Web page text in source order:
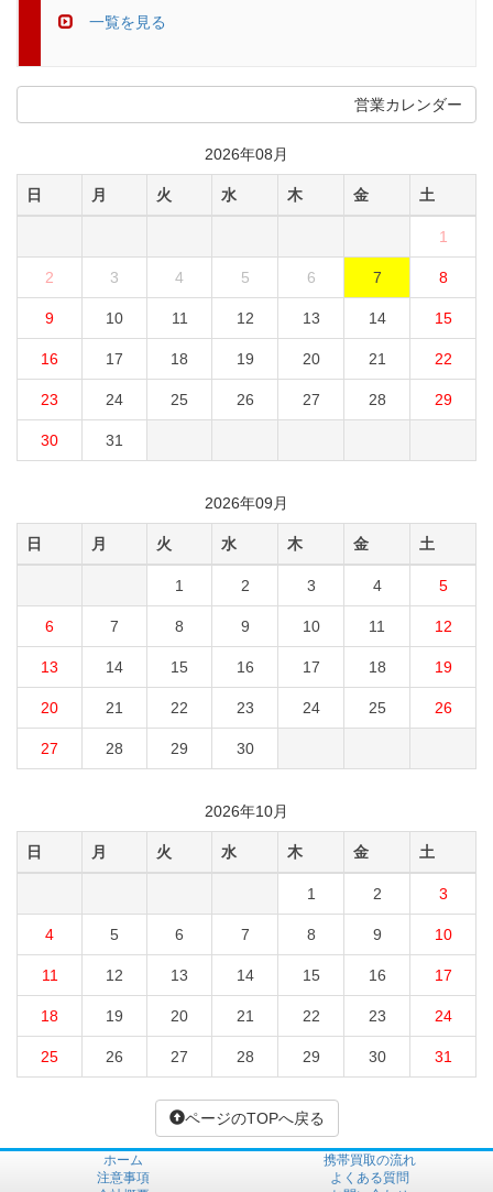
一覧を見る
営業カレンダー
2026年08月
日 月 火 水 木 金 土
1
2 3 4 5 6 7 8
9 10 11 12 13 14 15
16 17 18 19 20 21 22
23 24 25 26 27 28 29
30 31
2026年09月
日 月 火 水 木 金 土
1 2 3 4 5
6 7 8 9 10 11 12
13 14 15 16 17 18 19
20 21 22 23 24 25 26
27 28 29 30
2026年10月
日 月 火 水 木 金 土
1 2 3
4 5 6 7 8 9 10
11 12 13 14 15 16 17
18 19 20 21 22 23 24
25 26 27 28 29 30 31
ページのTOPへ戻る
ホーム
携帯買取の流れ
注意事項
よくある質問